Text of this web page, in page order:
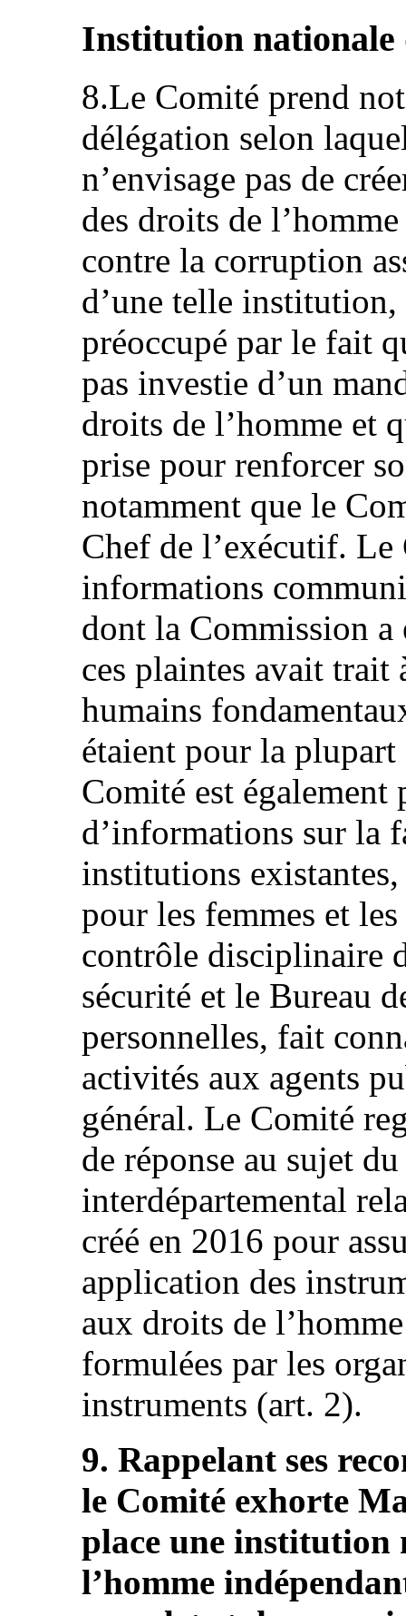
Institution nationale
8.Le Comité prend
délégation selon
n’envisage pas de
des droits de
contre la corruption
d’une telle
préoccupé par le fait
pas investie d’un
droits de l’homme et
prise pour renforcer
notamment que le
Chef de l’exécutif. Le
informations
dont la Commission a
ces plaintes avait
humains
étaient pour la
Comité est également
d’informations sur la
institutions
pour les femmes et
contrôle disciplinaire
sécurité et le Bureau
personnelles, fait
activités aux agents
général. Le Comité
de réponse au sujet
interdépartemental
créé en 2016 pour
application des
aux droits de
formulées par les
instruments (art. 2).
9. Rappelant ses
le Comité exhorte
place une institution
l’homme